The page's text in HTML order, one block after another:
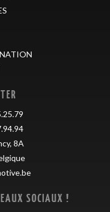
8A
SOCIAUX !